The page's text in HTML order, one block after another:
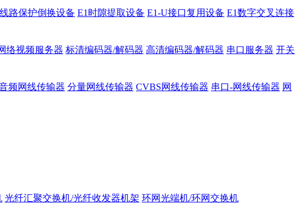
路保护倒换设备 E1时隙提取设备 E1-U接口复用设备 E1数字交叉连接
络视频服务器 标清编码器/解码器 高清编码器/解码器 串口服务器 开关
频网线传输器 分量网线传输器 CVBS网线传输器 串口-网线传输器 网
光纤汇聚交换机/光纤收发器机架 环网光端机/环网交换机